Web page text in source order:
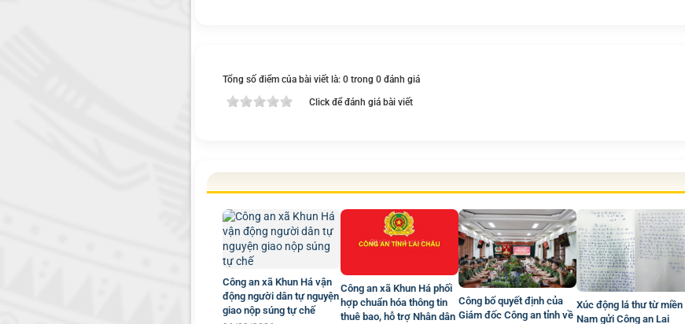
Tổng số điểm của bài viết là: 0 trong 0 đánh giá
Click để đánh giá bài viết
Công an xã Khun Há vận
động người dân tự nguyện
giao nộp súng tự chế
Công an xã Khun Há phối
hợp chuẩn hóa thông tin
thuê bao, hỗ trợ Nhân dân
Công bố quyết định của
Giám đốc Công an tỉnh về
Xúc động lá thư từ miền
Nam gửi Công an Lai